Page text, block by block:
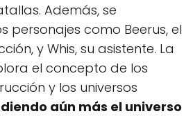
Además, se
personajes como Beerus, el
y Whis, su asistente. La
el concepto de los
y los universos
aún más el universo